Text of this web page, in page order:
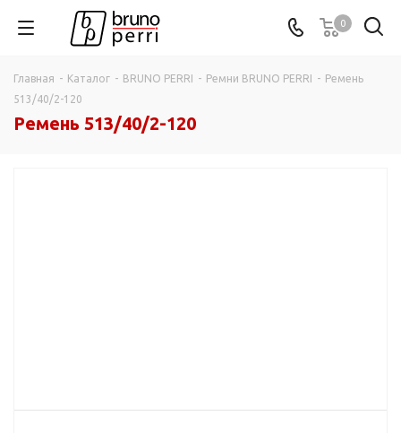
0
Главная - Каталог - BRUNO PERRI - Ремни BRUNO PERRI - Ремень
513/40/2-120
Ремень 513/40/2-120